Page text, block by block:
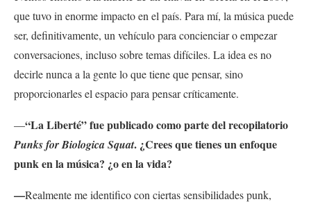
que tuvo in enorme impacto en el país. Para mí, la música puede
ser, definitivamente, un vehículo para concienciar o empezar
conversaciones, incluso sobre temas difíciles. La idea es no
decirle nunca a la gente lo que tiene que pensar, sino
proporcionarles el espacio para pensar críticamente.
—“La Liberté” fue publicado como parte del recopilatorio
Punks for Biologica Squat. ¿Crees que tienes un enfoque
punk en la música? ¿o en la vida?
—Realmente me identifico con ciertas sensibilidades punk,